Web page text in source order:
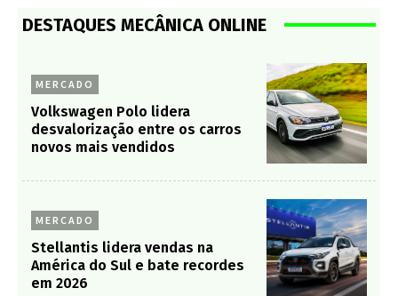
DESTAQUES MECÂNICA ONLINE
MERCADO
Volkswagen Polo lidera
desvalorização entre os carros
novos mais vendidos
MERCADO
Stellantis lidera vendas na
América do Sul e bate recordes
em 2026